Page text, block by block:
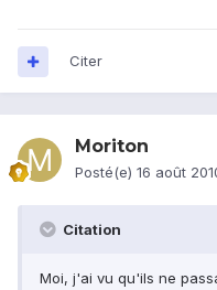
Citer
Moriton
Posté(e) 16 août
Citation
Moi, j'ai vu qu'ils ne